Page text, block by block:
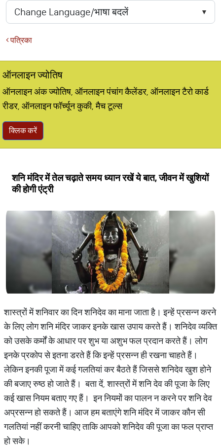
पत्रिका
ऑनलाइन ज्योतिष
ऑनलाइन अंक ज्योतिष, ऑनलाइन पंचांग कैलेंडर, ऑनलाइन टैरो कार्ड
रीडर, ऑनलाइन फॉर्च्यून कुकी, मैच टूल्स
क्लिक करें
शनि मंदिर में तेल चढ़ाते समय ध्यान रखें ये बात, जीवन में खुशियों
की होगी एंट्री
शास्त्रों में शनिवार का दिन शनिदेव का माना जाता है। इन्हें प्रसन्न करने
के लिए लोग शनि मंदिर जाकर इनके खास उपाय करते हैं। शनिदेव व्यक्ति
को उसके कर्मों के आधार पर शुभ या अशुभ फल प्रदान करते हैं। लोग
इनके प्रकोप से इतना डरते हैं कि इन्हें प्रसन्न ही रखना चाहते हैं।
लेकिन इनकी पूजा में कई गलतियां कर बैठते हैं जिससे शनिदेव खुश होने
की बजाए रुष्ठ हो जाते हैं। बता दें, शास्त्रों में शनि देव की पूजा के लिए
कई खास नियम बताए गए हैं। इन नियमों का पालन न करने पर शनि देव
अप्रसन्न हो सकते हैं। आज हम बताएंगे शनि मंदिर में जाकर कौन सी
गलतियां नहीं करनी चाहिए ताकि आपको शनिदेव की पूजा का फल प्राप्त
हो सके।